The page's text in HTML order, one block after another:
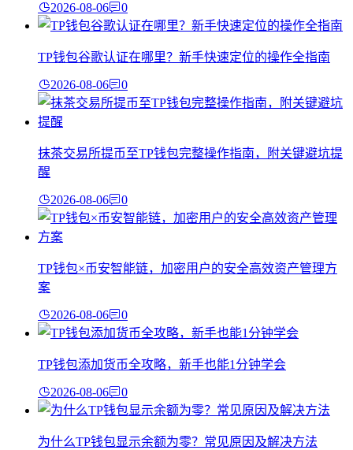
2026-08-06 0
TP钱包谷歌认证在哪里？新手快速定位的操作全指南
2026-08-06 0
抹茶交易所提币至TP钱包完整操作指南，附关键避坑提
醒
2026-08-06 0
TP钱包×币安智能链，加密用户的安全高效资产管理方
案
2026-08-06 0
TP钱包添加货币全攻略，新手也能1分钟学会
2026-08-06 0
为什么TP钱包显示余额为零？常见原因及解决方法